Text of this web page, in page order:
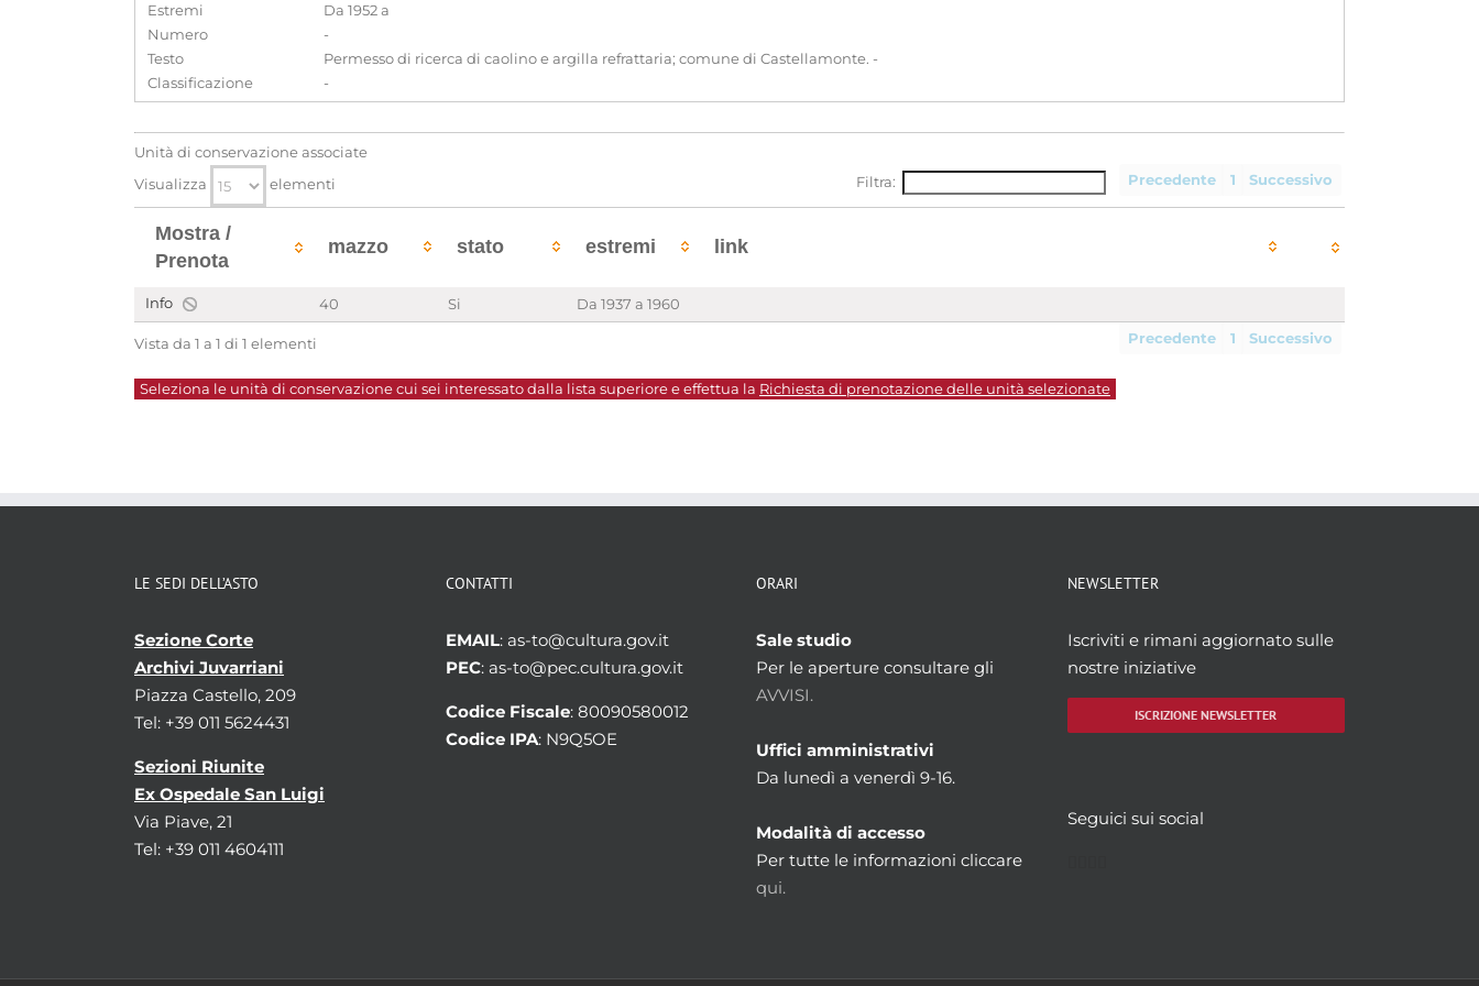
Estremi
Da 1952 a
Numero
-
Testo
Permesso di ricerca di caolino e argilla refrattaria; comune di Castellamonte. -
Classificazione
-
Unità di conservazione associate
Precedente
1 Successivo
Visualizza elementi Filtra:
Mostra /
Prenota
mazzo stato estremi link
Info 40 Si Da 1937 a 1960
Vista da 1 a 1 di 1 elementi Precedente 1 Successivo
Seleziona le unità di conservazione cui sei interessato dalla lista superiore e effettua la Richiesta di prenotazione delle unità selezionate
LE SEDI DELL’ASTO
Sezione Corte
Archivi Juvarriani
Piazza Castello, 209
Tel: +39 011 5624431
Sezioni Riunite
Ex Ospedale San Luigi
Via Piave, 21
Tel: +39 011 4604111
CONTATTI
EMAIL: as-to@cultura.gov.it
PEC: as-to@pec.cultura.gov.it
Codice Fiscale: 80090580012
Codice IPA: N9Q5OE
ORARI
Sale studio
Per le aperture consultare gli
AVVISI.
Uffici amministrativi
Da lunedì a venerdì 9-16.
Modalità di accesso
Per tutte le informazioni cliccare
qui.
NEWSLETTER
Iscriviti e rimani aggiornato sulle
nostre iniziative
ISCRIZIONE NEWSLETTER
Seguici sui social